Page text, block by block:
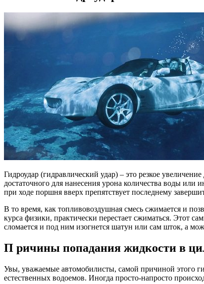
Гидроудар (гидравлический удар) – это резкое
достаточного для нанесения урона количества воды
при ходе поршня вверх препятствует последнему
В то время, как топливовоздушная смесь сжимается и
курса физики, практически перестает сжиматься. Этот
сломается и под ним изогнется шатун или сам шток, а
П ричины попадания жидкости в
Увы, уважаемые автомобилисты, самой причиной этого
естественных водоемов. Иногда просто-напросто